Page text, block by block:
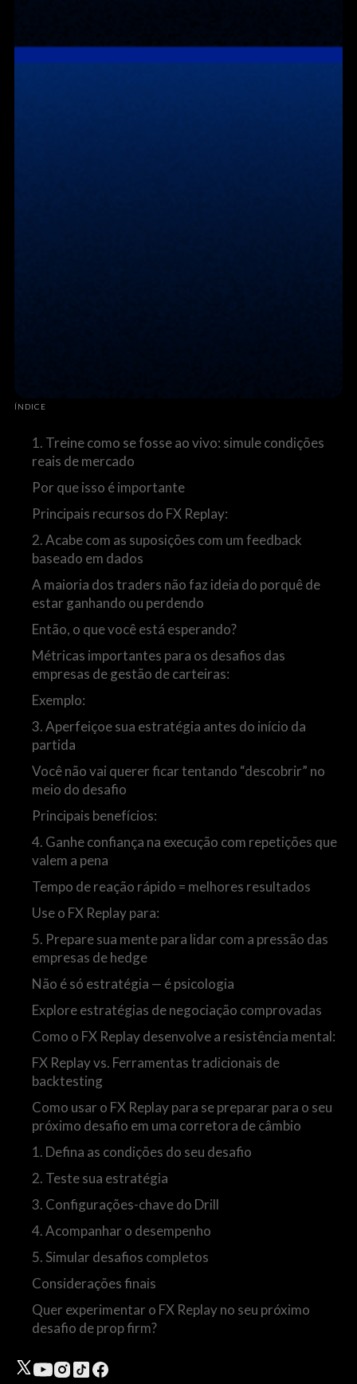
ÍNDICE
1. Treine como se fosse ao vivo: simule condições
reais de mercado
Por que isso é importante
Principais recursos do FX Replay:
2. Acabe com as suposições com um feedback
baseado em dados
A maioria dos traders não faz ideia do porquê de
estar ganhando ou perdendo
Então, o que você está esperando?
Métricas importantes para os desafios das
empresas de gestão de carteiras:
Exemplo:
3. Aperfeiçoe sua estratégia antes do início da
partida
Você não vai querer ficar tentando “descobrir” no
meio do desafio
Principais benefícios:
4. Ganhe confiança na execução com repetições que
valem a pena
Tempo de reação rápido = melhores resultados
Use o FX Replay para:
5. Prepare sua mente para lidar com a pressão das
empresas de hedge
Não é só estratégia — é psicologia
Explore estratégias de negociação comprovadas
Como o FX Replay desenvolve a resistência mental:
FX Replay vs. Ferramentas tradicionais de
backtesting
Como usar o FX Replay para se preparar para o seu
próximo desafio em uma corretora de câmbio
1. Defina as condições do seu desafio
2. Teste sua estratégia
3. Configurações-chave do Drill
4. Acompanhar o desempenho
5. Simular desafios completos
Considerações finais
Quer experimentar o FX Replay no seu próximo
desafio de prop firm?